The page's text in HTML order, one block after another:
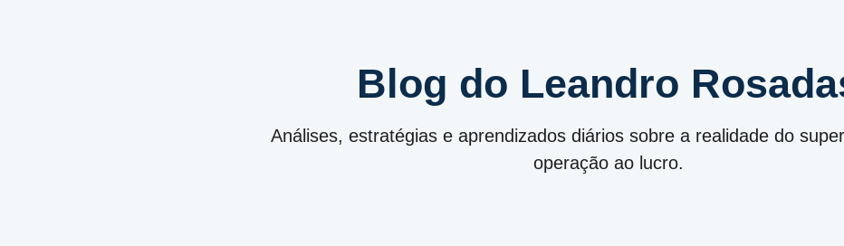
Blog do Leandro
Análises, estratégias e aprendizados diários sobre a realidade do
operação ao lucro.